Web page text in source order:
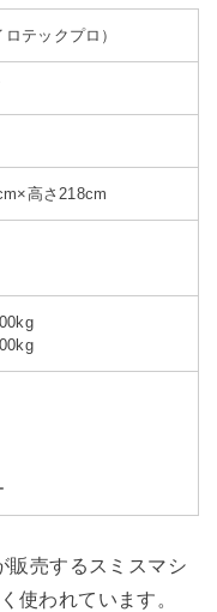
テックプロ）
高さ218cm
販売するスミスマシ
使われています。